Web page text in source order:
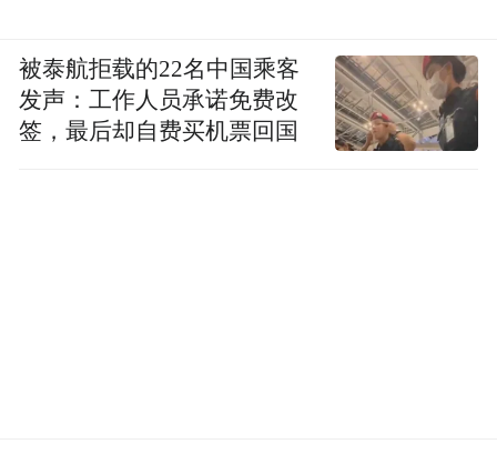
被泰航拒载的22名中国乘客
发声：工作人员承诺免费改
签，最后却自费买机票回国